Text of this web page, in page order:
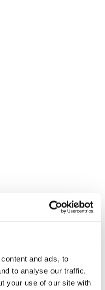
and ads, to
to analyse our traffic.
your use of our site with